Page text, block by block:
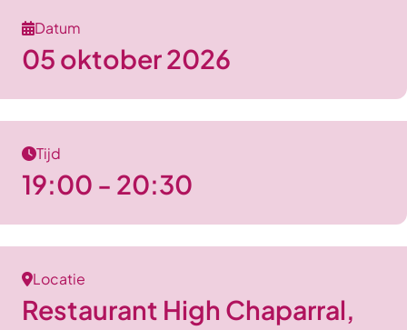
Datum
05 oktober 2026
Tijd
19:00 - 20:30
Locatie
Restaurant High Chaparral,